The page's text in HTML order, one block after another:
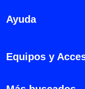
Honor 200 Lite
Honor Magic 6 Lite
Ayuda
Equipos y